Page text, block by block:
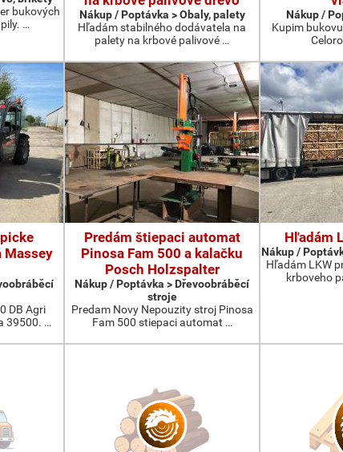
bukových
…
Nákup / Poptávka > Obaly, palety
Hľadám stabilného dodávatela na
palety na krbové palivové …
Nákup /
Kupim
Massey
DB Agri
39500. …
Predám štiepaci automat
Pinosa Fam 500 a kalačku
Posch Holzspalter
Nákup / Poptávka > Dřevoobráběcí
stroje
Predam Novy Nepouzity stroj Pinosa
Fam 500 stiepaci automat …
Hľadám
Nákup /
Hľadám LKW
krboveho